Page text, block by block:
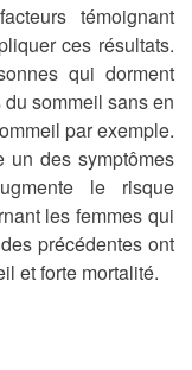
témoignant
ces résultats.
qui dorment
sommeil sans en
par exemple.
un des symptômes
le risque
les femmes qui
précédentes ont
et forte mortalité.